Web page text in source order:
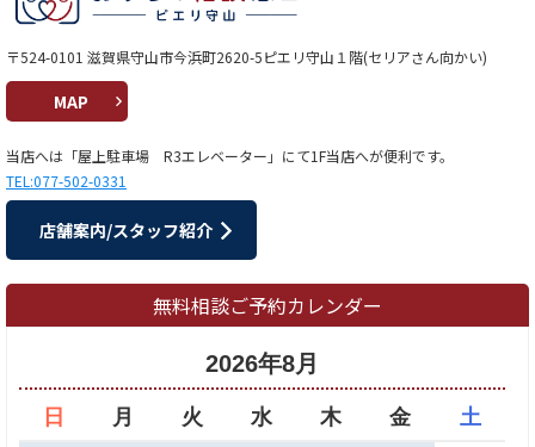
〒524-0101 滋賀県守山市今浜町2620-5ピエリ守山１階(セリアさん向かい)
MAP
当店へは「屋上駐車場 R3エレベーター」にて1F当店へが便利です。
TEL:077-502-0331
店舗案内/スタッフ紹介
無料相談ご予約カレンダー
2026年8月
日 月 火 水 木 金 土